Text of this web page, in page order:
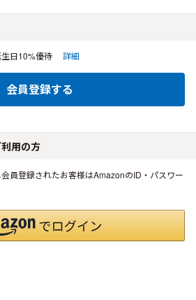
日10%優待 詳細
会員登録する
用の方
員登録されたお客様はAmazonのID・パスワー